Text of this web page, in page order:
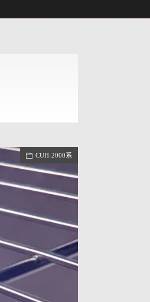
CUH-2000系